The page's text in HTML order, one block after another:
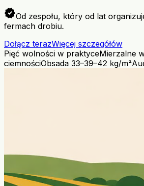
verifiedOd zespołu, który od lat
fermach drobiu.
Dołącz terazWięcej szczegółów
Pięć wolności w praktyceMierzalne
ciemnościObsada 33–39–42 kg/m²